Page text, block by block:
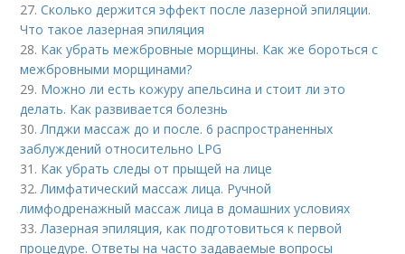
27.Сколько держится эффект после лазерной эпиляции.
Что такое лазерная эпиляция
28. Как убрать межбровные морщины. Как же бороться с
межбровными морщинами?
29. Можно ли есть кожуру апельсина и стоит ли это
делать. Как развивается болезнь
30.Лпджи массаж до и после. 6 распространенных
заблуждений относительно LPG
31. Как убрать следы от прыщей на лице
32.Лимфатический массаж лица. Ручной
лимфодренажный массаж лица в домашних условиях
33.Лазерная эпиляция, как подготовиться к первой
процедуре. Ответы на часто задаваемые вопросы